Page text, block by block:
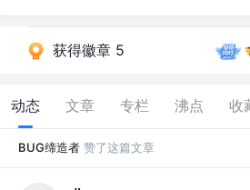
获得徽章 5
动态 文章 专栏 沸点 收
BUG缔造者 赞了这篇文章